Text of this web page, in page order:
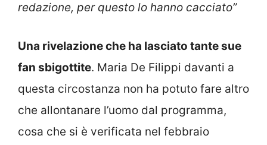
redazione, per questo lo hanno cacciato”
Una rivelazione che ha lasciato tante sue
fan sbigottite. Maria De Filippi davanti a
questa circostanza non ha potuto fare altro
che allontanare l’uomo dal programma,
cosa che si è verificata nel febbraio